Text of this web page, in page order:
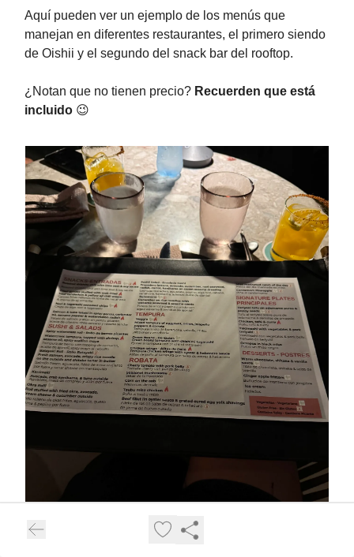
Aquí pueden ver un ejemplo de los menús que
manejan en diferentes restaurantes, el primero siendo
de Oishii y el segundo del snack bar del rooftop.
¿Notan que no tienen precio? Recuerden que está
incluido 😉